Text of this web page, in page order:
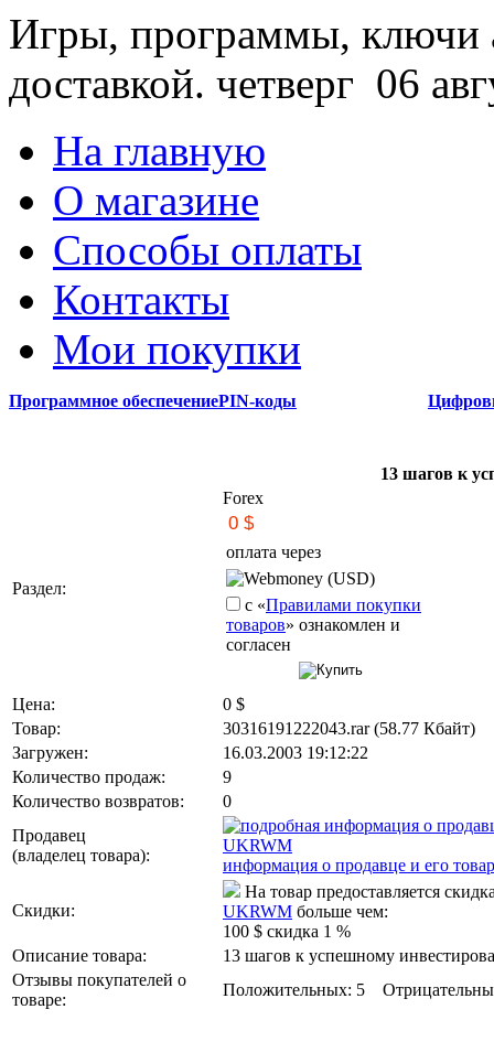
Игры, программы, ключи
доставкой. четверг 06
На главную
О магазине
Способы оплаты
Контакты
Мои покупки
Программное обеспечениеPIN-коды
13 шагов к
Раздел:
Forex
оплата через
Webmoney (USD)
с «Правилами покупки
товаров» ознакомлен и
согласен
Цена: 0 $
Товар:
30316191222043.rar (58.77 Кбайт)
Загружен:
16.03.2003 19:12:22
Количество продаж:
9
Количество возвратов:
0
Продавец
(владелец товара):
UKRWM
информация о продавце и его
Скидки:
На товар предоставляется
UKRWM больше чем:
100 $ скидка 1 %
Описание товара:
13 шагов к успешному
Отзывы покупателей о
товаре:
Положительных: 5